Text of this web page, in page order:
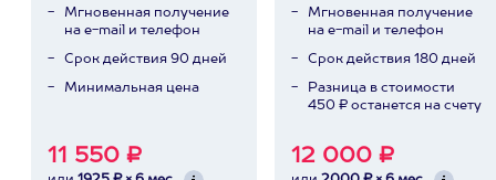
Мгновенная получение
на e-mail и телефон
Срок действия 90 дней
Минимальная цена
11 550 ₽
Мгновенная получение
на e-mail и телефон
Срок действия 180 дней
Разница в стоимости
450 ₽ останется на счету
12 000 ₽